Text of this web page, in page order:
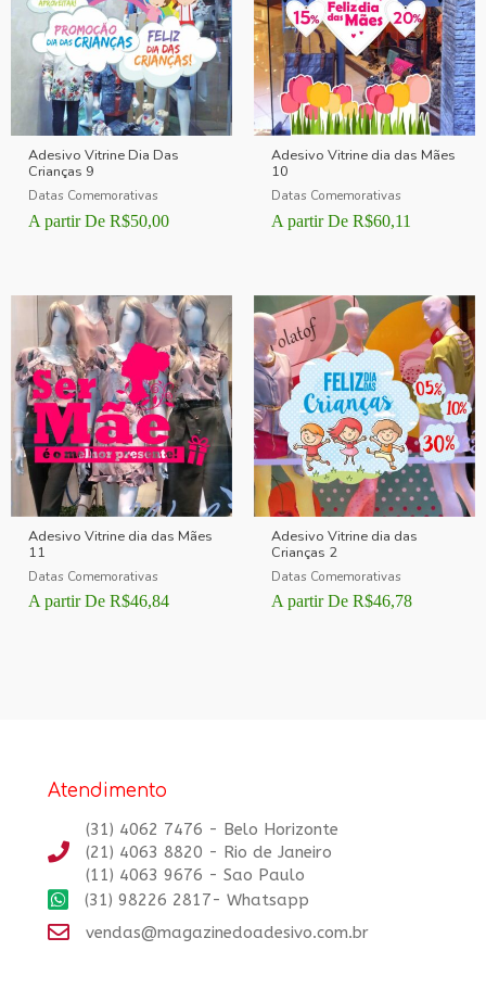
Adesivo Vitrine Dia Das
Crianças 9
Datas Comemorativas
A partir De R$50,00
Adesivo Vitrine dia das Mães
10
Datas Comemorativas
A partir De R$60,11
Adesivo Vitrine dia das Mães
11
Datas Comemorativas
A partir De R$46,84
Adesivo Vitrine dia das
Crianças 2
Datas Comemorativas
A partir De R$46,78
Atendimento
(31) 4062 7476 - Belo Horizonte
(21) 4063 8820 - Rio de Janeiro
(11) 4063 9676 - Sao Paulo
(31) 98226 2817- Whatsapp
vendas@magazinedoadesivo.com.br